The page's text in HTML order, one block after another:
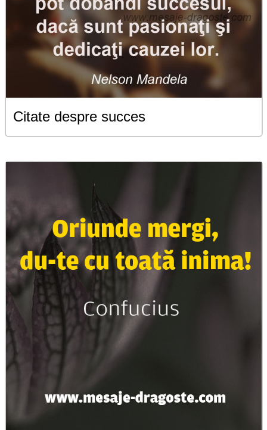
Citate despre succes